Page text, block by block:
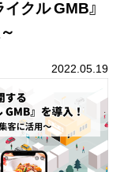
クル GMB』
2022.05.19